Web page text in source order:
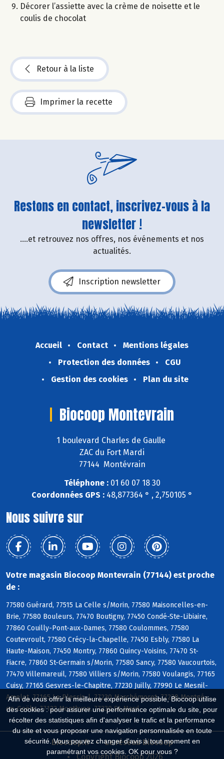
Afin de vous offrir la meilleure expérience possible, Biocoop utilise
des cookies : pour assurer une performance optimale du site, pour
récolter des statistiques afin d'analyser le trafic et la performance
du site et vous proposer une navigation personnalisée en toute
sécurité. Vous pouvez changer d'avis à tout moment en
paramétrant vos cookies. OK pour vous ?
Décorer l’assiette avec la crème de noisette et le
coulis de chocolat
Retour à la liste
Imprimer la recette
Restons en contact, inscrivez-vous à la
newsletter !
....et retrouvez nos offres, nos événements et nos
actualités.
Inscription newsletter
Accueil Contact
Mentions légales
Protection des données
CGU
Gestion des cookies
Plan du site
Biocoop Montevrain
1 boulevard Charles de Gaulle
ZAC du Fort Mardi
77144 Montévrain
Téléphone :01 60 07 18 30
Coordonnées GPS : 48,877364 ° , 2,750105 °
Nous suivre sur
Votre magasin Biocoop Montevrain (77144) est proche
de :
77580 Guérard, 77515 La Celle s/Morin, 77580 Maisoncelles-en-
Brie, 77580 Bouleurs, 77470 Boutigny, 77450 Condé-Ste-Libiaire,
77860 Couilly-Pont-aux-Dames, 77580 Coulommes, 77580
Coutevroult, 77580 Crécy-la-Chapelle, 77450 Esbly, 77580 La
Haute-Maison, 77450 Montry, 77860 Quincy-Voisins, 77470 St-
Fiacre, 77860 St-Germain s/Morin, 77580 Sancy, 77580 Vaucourtois,
77470 Villemareuil, 77580 Villiers s/Morin, 77580 Voulangis, 77165
Cuisy, 77165 Gesvres-le-Chapitre, 77230 Juilly, 77990 Le Mesnil-
Amelot, 77165 Le Plessis-l, 77230 Marchémoret, 77230 Montgé-
en-Goële, 77122 Monthyon, 77230 St-Mard
Biocoop.fr
Le réseau Biocoop
Copyright Biocoop 2026